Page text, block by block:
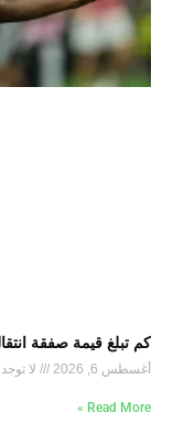
كم تبلغ قيمة صفقة
أغسطس 6, 2026 لا
Read More »